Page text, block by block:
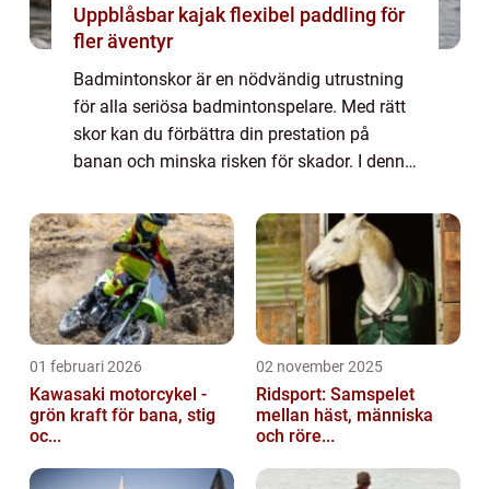
Uppblåsbar kajak flexibel paddling för
fler äventyr
Badmintonskor är en nödvändig utrustning
för alla seriösa badmintonspelare. Med rätt
skor kan du förbättra din prestation på
banan och minska risken för skador. I denna
översikt av badmintonskor, presentera ol...
01 februari 2026
Kawasaki motorcykel -
grön kraft för bana, stig
oc...
02 november 2025
Ridsport: Samspelet
mellan häst, människa
och röre...